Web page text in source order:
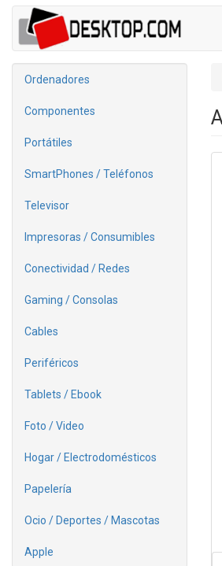
Ordenadores
Componentes
Portátiles
SmartPhones / Teléfonos
Televisor
Impresoras / Consumibles
Conectividad / Redes
Gaming / Consolas
Cables
Periféricos
Tablets / Ebook
Foto / Video
Hogar / Electrodomésticos
Papelería
Ocio / Deportes / Mascotas
Apple